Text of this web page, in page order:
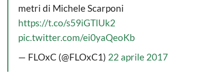
metri di Michele Scarponi
https://t.co/s59iGTlUk2
pic.twitter.com/ei0yaQeoKb
— FLOxC (@FLOxC1) 22 aprile 2017